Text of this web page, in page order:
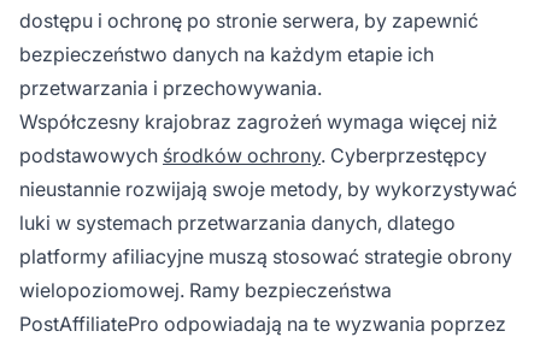
dostępu i ochronę po stronie serwera, by zapewnić
bezpieczeństwo danych na każdym etapie ich
przetwarzania i przechowywania.
Współczesny krajobraz zagrożeń wymaga więcej niż
podstawowych środków ochrony. Cyberprzestępcy
nieustannie rozwijają swoje metody, by wykorzystywać
luki w systemach przetwarzania danych, dlatego
platformy afiliacyjne muszą stosować strategie obrony
wielopoziomowej. Ramy bezpieczeństwa
PostAffiliatePro odpowiadają na te wyzwania poprzez